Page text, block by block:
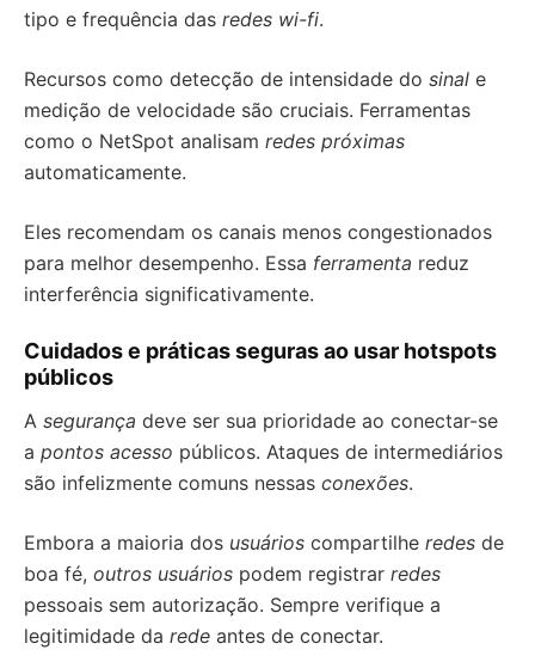
tipo e frequência das redes wi-fi.
Recursos como detecção de intensidade do sinal e
medição de velocidade são cruciais. Ferramentas
como o NetSpot analisam redes próximas
automaticamente.
Eles recomendam os canais menos congestionados
para melhor desempenho. Essa ferramenta reduz
interferência significativamente.
Cuidados e práticas seguras ao usar hotspots
públicos
A segurança deve ser sua prioridade ao conectar-se
a pontos acesso públicos. Ataques de intermediários
são infelizmente comuns nessas conexões.
Embora a maioria dos usuários compartilhe redes de
boa fé, outros usuários podem registrar redes
pessoais sem autorização. Sempre verifique a
legitimidade da rede antes de conectar.